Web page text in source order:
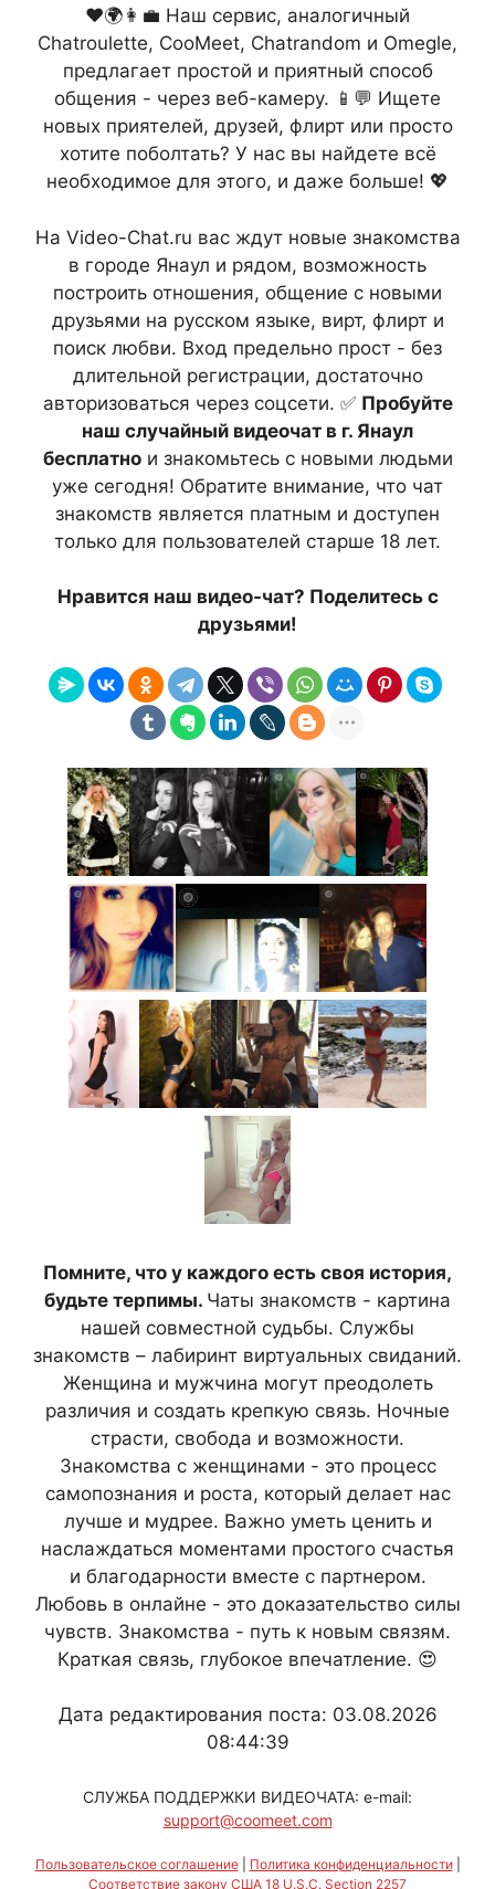
❤️🌍👩‍💼 Наш сервис, аналогичный
Chatroulette, CooMeet, Chatrandom и Omegle,
предлагает простой и приятный способ
общения - через веб-камеру. 📱💬 Ищете
новых приятелей, друзей, флирт или просто
хотите поболтать? У нас вы найдете всё
необходимое для этого, и даже больше! 💖
На Video-Chat.ru вас ждут новые знакомства
в городе Янаул и рядом, возможность
построить отношения, общение с новыми
друзьями на русском языке, вирт, флирт и
поиск любви. Вход предельно прост - без
длительной регистрации, достаточно
авторизоваться через соцсети. ✅ Пробуйте
наш случайный видеочат в г. Янаул
бесплатнои знакомьтесь с новыми людьми
уже сегодня! Обратите внимание, что чат
знакомств является платным и доступен
только для пользователей старше 18 лет.
Нравится наш видео-чат? Поделитесь с
друзьями!
Помните, что у каждого есть своя история,
будьте терпимы. Чаты знакомств - картина
нашей совместной судьбы. Службы
знакомств – лабиринт виртуальных свиданий.
Женщина и мужчина могут преодолеть
различия и создать крепкую связь. Ночные
страсти, свобода и возможности.
Знакомства с женщинами - это процесс
самопознания и роста, который делает нас
лучше и мудрее. Важно уметь ценить и
наслаждаться моментами простого счастья
и благодарности вместе с партнером.
Любовь в онлайне - это доказательство силы
чувств. Знакомства - путь к новым связям.
Краткая связь, глубокое впечатление. 😍
Дата редактирования поста: 03.08.2026
08:44:39
СЛУЖБА ПОДДЕРЖКИ ВИДЕОЧАТА: e-mail:
support@coomeet.com
Пользовательское соглашение| Политика конфиденциальности|
Соответствие закону США 18 U.S.C. Section 2257